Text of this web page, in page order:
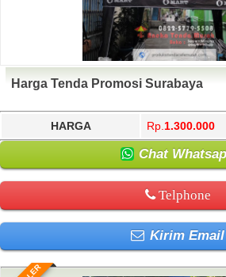
Harga Tenda Promosi Surabaya
HARGA Rp. 1.300.000
Chat
Telphone
Kirim Email